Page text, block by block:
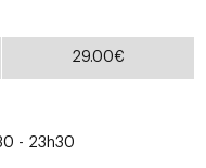
29.00€
- 23h30